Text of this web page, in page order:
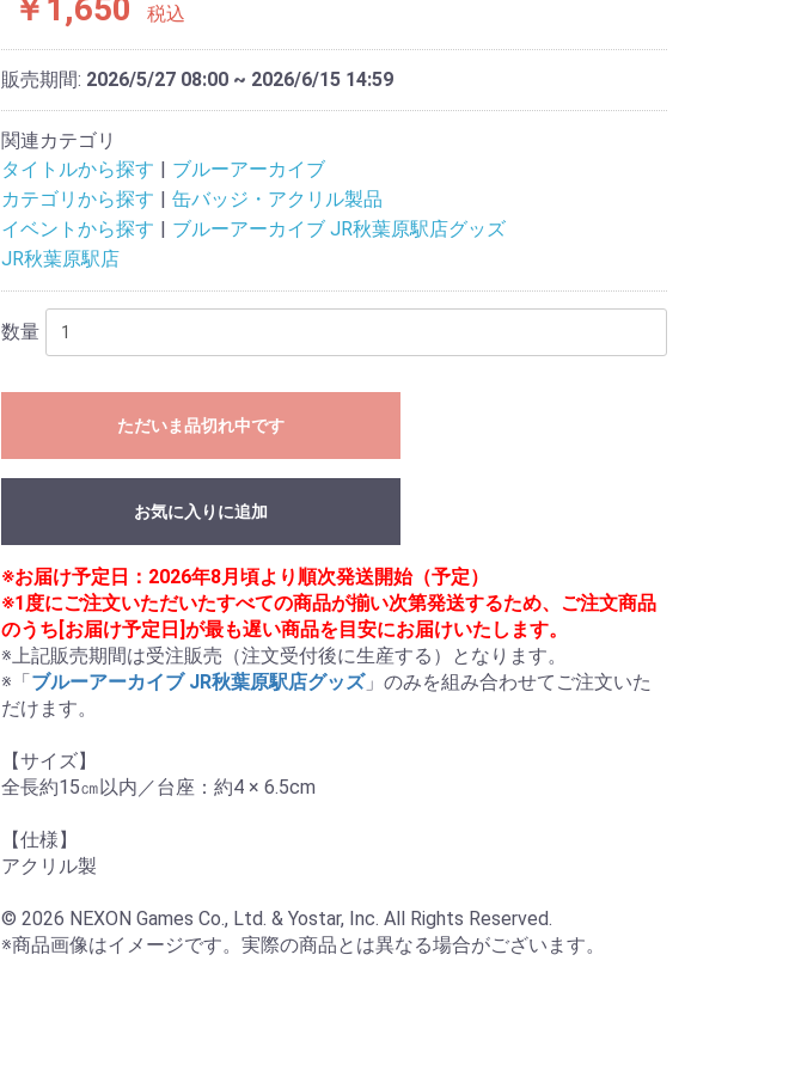
￥1,650 税込
販売期間: 2026/5/27 08:00 ~ 2026/6/15 14:59
関連カテゴリ
タイトルから探す
ブルーアーカイブ
カテゴリから探す
缶バッジ・アクリル製品
イベントから探す
ブルーアーカイブ JR秋葉原駅店グッズ
JR秋葉原駅店
数量
ただいま品切れ中です
お気に入りに追加
※お届け予定日：2026年8月頃より順次発送開始（予定）
※1度にご注文いただいたすべての商品が揃い次第発送するため、ご注文商品
のうち[お届け予定日]が最も遅い商品を目安にお届けいたします。
※上記販売期間は受注販売（注文受付後に生産する）となります。
※「ブルーアーカイブ JR秋葉原駅店グッズ」のみを組み合わせてご注文いた
だけます。
【サイズ】
全長約15㎝以内／台座：約4 × 6.5cm
【仕様】
アクリル製
© 2026 NEXON Games Co., Ltd. & Yostar, Inc. All Rights Reserved.
※商品画像はイメージです。実際の商品とは異なる場合がございます。